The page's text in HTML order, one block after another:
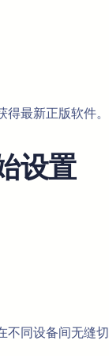
最新正版软件。
设置
不同设备间无缝